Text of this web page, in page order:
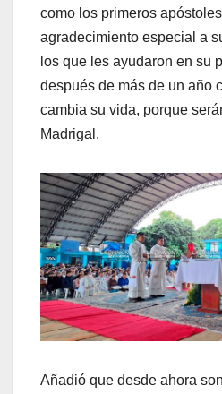
como los primeros
agradecimiento especial a
los que les ayudaron en su
después de más de un año
cambia su vida, porque
Madrigal.
Añadió que desde ahora